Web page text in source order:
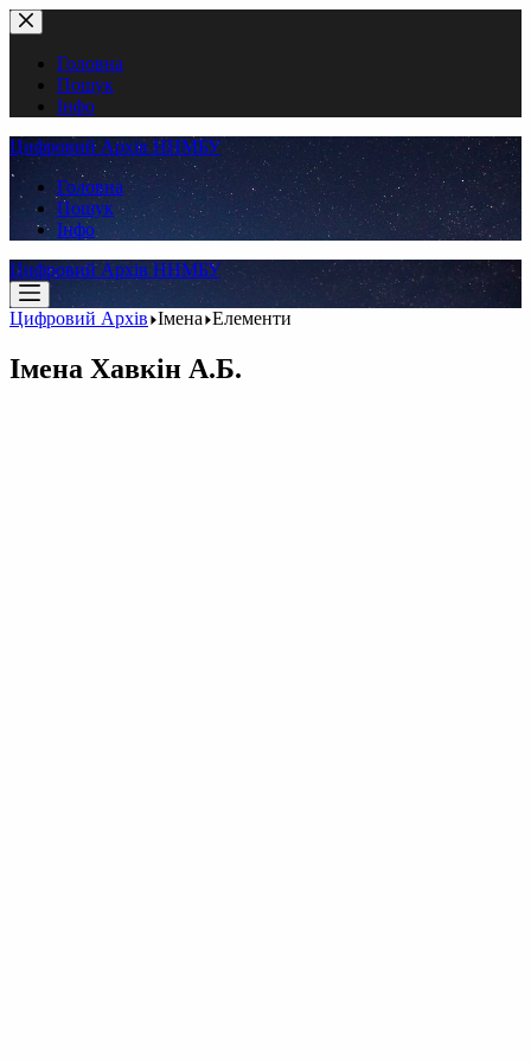
Перейти
до
вмістуГоловна
Пошук
Інфо
Цифровий Архів ННМБУ
Головна
Пошук
Інфо
Цифровий Архів ННМБУ
Цифровий Архів Імена Елементи
Імена Хавкін А.Б.